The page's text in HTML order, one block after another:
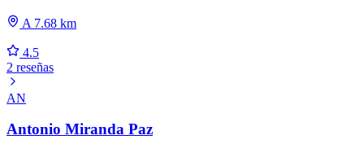
A 7.68 km
4.5
2 reseñas
AN
Antonio Miranda Paz